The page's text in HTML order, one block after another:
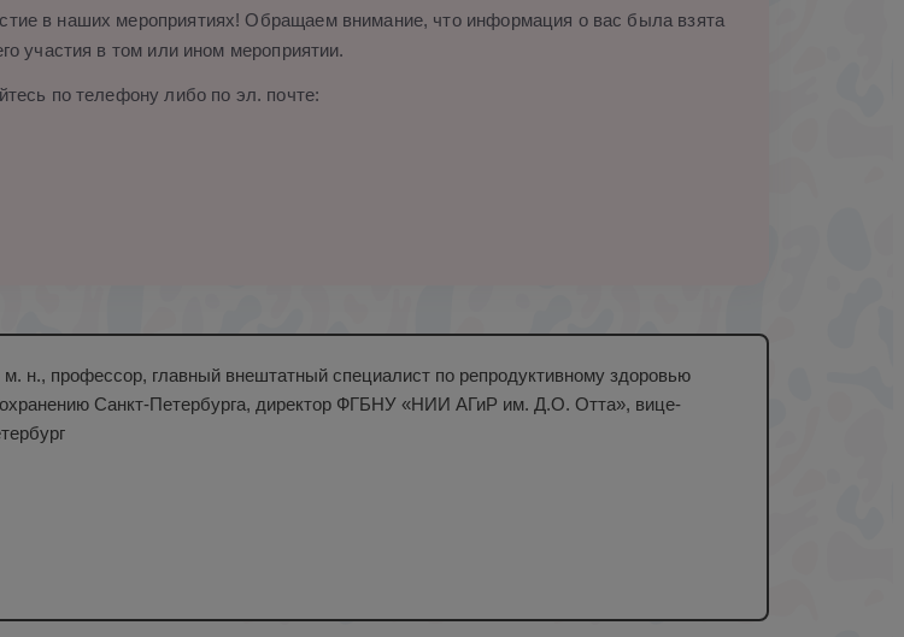
в наших мероприятиях! Обращаем внимание, что информация о вас была взята
участия в том или ином мероприятии.
по телефону либо по эл. почте:
н., профессор, главный внештатный специалист по репродуктивному здоровью
Санкт-Петербурга, директор ФГБНУ «НИИ АГиР им. Д.О. Отта», вице-